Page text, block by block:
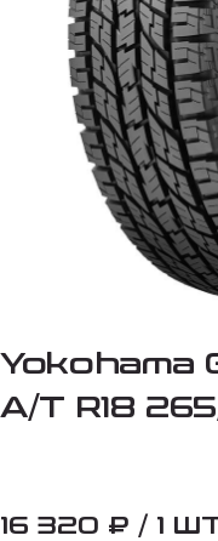
Yokohama
A/T R18
16 320 ₽ / 1